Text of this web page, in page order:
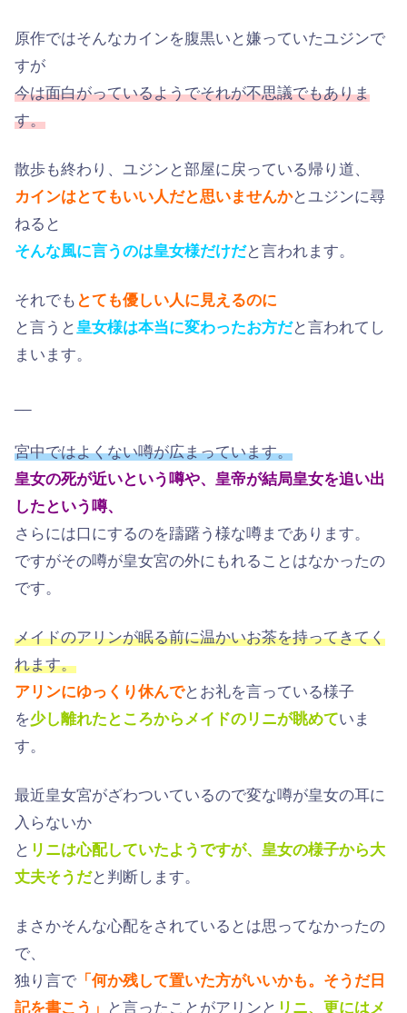
原作ではそんなカインを腹黒いと嫌っていたユジンで
すが
今は面白がっているようでそれが不思議でもありま
す。
散歩も終わり、ユジンと部屋に戻っている帰り道、
カインはとてもいい人だと思いませんかとユジンに尋
ねると
そんな風に言うのは皇女様だけだと言われます。
それでも とても優しい人に見えるのに
と言うと 皇女様は本当に変わったお方だと言われてし
まいます。
宮中ではよくない噂が広まっています。
皇女の死が近いという噂や、皇帝が結局皇女を追い出
したという噂、
さらには口にするのを躊躇う様な噂まであります。
ですがその噂が皇女宮の外にもれることはなかったの
です。
メイドのアリンが眠る前に温かいお茶を持ってきてく
れます。
アリンにゆっくり休んでとお礼を言っている様子
を少し離れたところからメイドのリニが眺めていま
す。
最近皇女宮がざわついているので変な噂が皇女の耳に
入らないか
と リニは心配していたようですが、皇女の様子から大
丈夫そうだと判断します。
まさかそんな心配をされているとは思ってなかったの
で、
独り言で 「 何か残して置いた方がいいかも。そうだ日
記を書こう」
と言ったことがアリンと リニ、更にはメ